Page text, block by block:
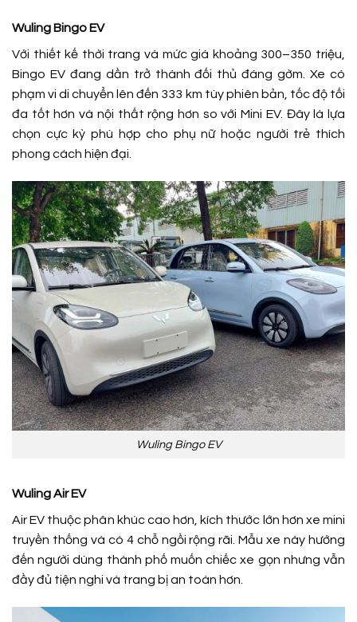
Wuling Bingo EV
Với thiết kế thời trang và mức giá khoảng 300–350 triệu,
Bingo EV đang dần trở thành đối thủ đáng gờm. Xe có
phạm vi di chuyển lên đến 333 km tùy phiên bản, tốc độ tối
đa tốt hơn và nội thất rộng hơn so với Mini EV. Đây là lựa
chọn cực kỳ phù hợp cho phụ nữ hoặc người trẻ thích
phong cách hiện đại.
Wuling Bingo EV
Wuling Air EV
Air EV thuộc phân khúc cao hơn, kích thước lớn hơn xe mini
truyền thống và có 4 chỗ ngồi rộng rãi. Mẫu xe này hướng
đến người dùng thành phố muốn chiếc xe gọn nhưng vẫn
đầy đủ tiện nghi và trang bị an toàn hơn.